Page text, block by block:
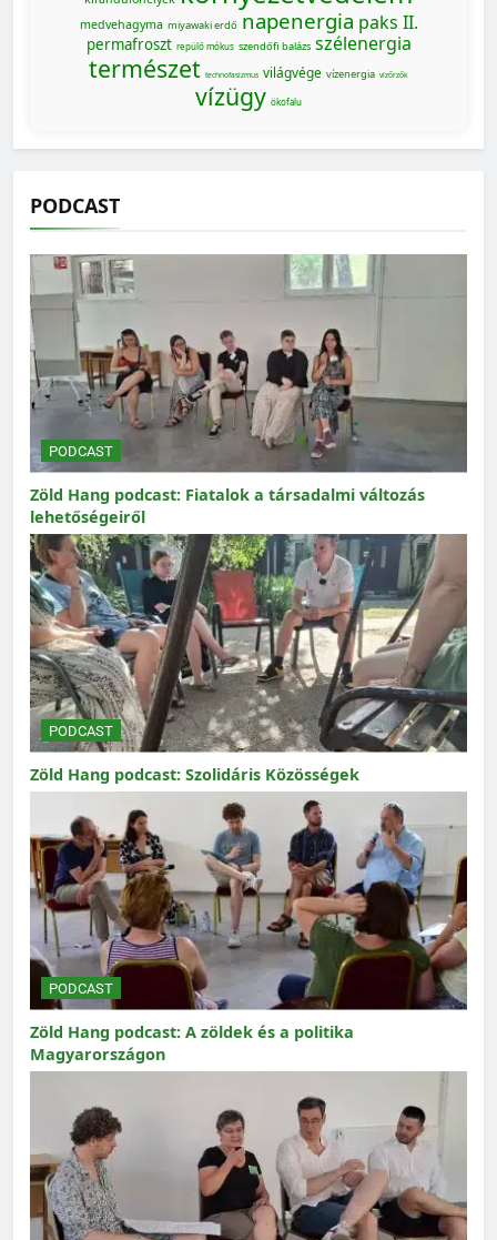
medvehagyma miyawaki erdő napenergia paks II.
permafroszt repülő mókus szendőfi balázs szélenergia
természet technofasizmus világvége vízenergia vízőrzők
vízügy ökofalu
PODCAST
PODCAST
Zöld Hang podcast: Fiatalok a társadalmi változás
lehetőségeiről
PODCAST
Zöld Hang podcast: Szolidáris Közösségek
PODCAST
Zöld Hang podcast: A zöldek és a politika
Magyarországon